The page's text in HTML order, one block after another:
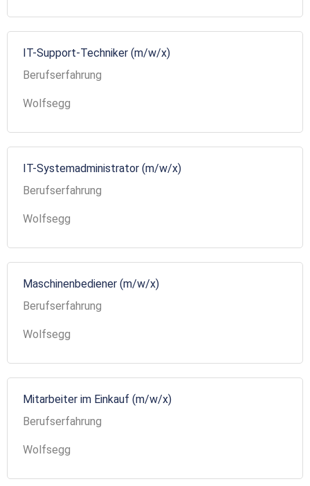
IT-Support-Techniker (m/w/x)
Berufserfahrung
Wolfsegg
IT-Systemadministrator (m/w/x)
Berufserfahrung
Wolfsegg
Maschinenbediener (m/w/x)
Berufserfahrung
Wolfsegg
Mitarbeiter im Einkauf (m/w/x)
Berufserfahrung
Wolfsegg